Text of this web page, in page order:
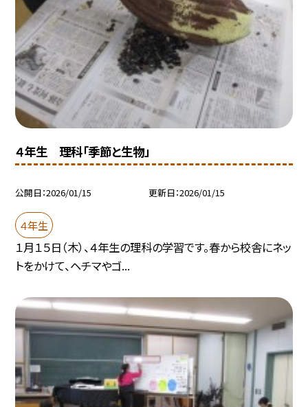
４年生 理科「季節と生物」
公開日 2026/01/15 更新日 2026/01/15
４年生
１月１５日（木）、４年生の理科の学習です。春から校舎にネッ
トをかけて、ヘチマやゴ...